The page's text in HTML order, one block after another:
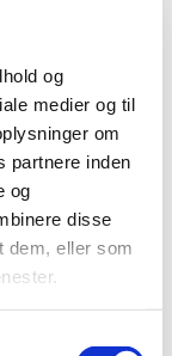
og
medier og til
om
partnere inden
og
disse
dem, eller som
Frikirke.